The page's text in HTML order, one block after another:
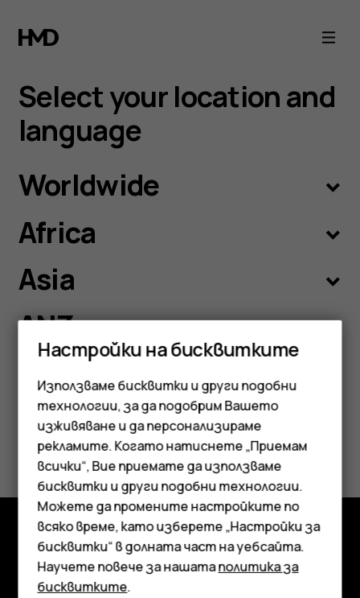
Language
selection
Смартфони
Мобилни телефони
Аксесоари
Таблети
Select your location and
language
Worldwide
Africa
Asia
ANZ
Europe
Latin America
Middle East
Изследвайте
Информация
Настройки на бисквитките
Използваме бисквитки и други подобни
технологии, за да подобрим Вашето
изживяване и да персонализираме
рекламите. Когато натиснете „Приемам
всички“, Вие приемате да използваме
бисквитки и други подобни технологии.
Можете да промените настройките по
всяко време, като изберете „Настройки за
бисквитки“ в долната част на уебсайта.
Научете повече за нашатаполитика за
бисквитките.